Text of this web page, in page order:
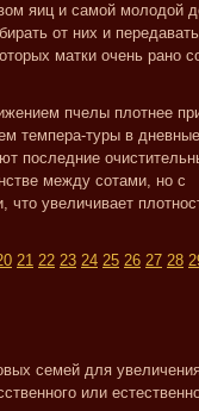
яиц и самой молодой
от них и
матки очень рано
пчелы плотнее
темпера-туры в
последние
между сотами, но с
что увеличивает
21 22 23 24 25 26 27 28
семей для
или